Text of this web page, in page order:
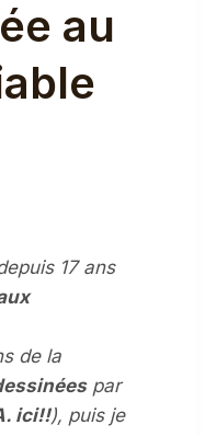
au
17 ans
de la
par
ici!!), puis je